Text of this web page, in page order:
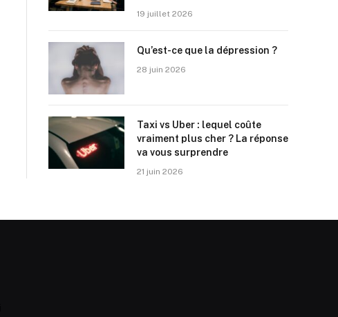
19 juillet 2026
Qu’est-ce que la dépression ?
28 juin 2026
Taxi vs Uber : lequel coûte
vraiment plus cher ? La réponse
va vous surprendre
21 juin 2026